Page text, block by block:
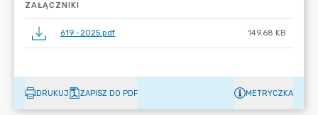
ZAŁĄCZNIKI
619 -2025.pdf 149.68 KB
DRUKUJ ZAPISZ DO PDF METRYCZKA